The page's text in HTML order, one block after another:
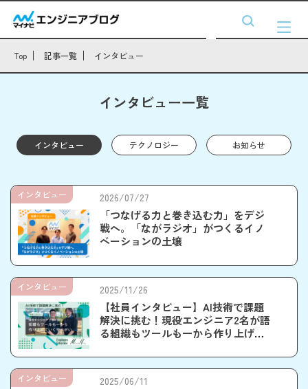
Top 記事一覧 インタビュー
インタビュー一覧
インタビュー テクノロジー お知らせ
2026/07/27
「つなげる力と巻き込む力」をデジ
戦へ。「ながラジオ」がつくるイノ
ベーションの土壌
インタビュー
2025/11/26
【社員インタビュー】AI技術で課題
解決に挑む！現役エンジニア2名が語
る組織もツールも一から作り上げて
インタビュー
2025/06/11
インタビュー